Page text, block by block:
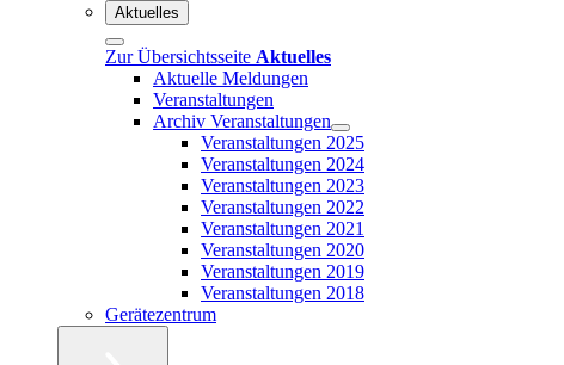
Aktuelles
Zur Übersichtsseite Aktuelles
Aktuelle Meldungen
Veranstaltungen
Archiv Veranstaltungen
Veranstaltungen 2025
Veranstaltungen 2024
Veranstaltungen 2023
Veranstaltungen 2022
Veranstaltungen 2021
Veranstaltungen 2020
Veranstaltungen 2019
Veranstaltungen 2018
Gerätezentrum